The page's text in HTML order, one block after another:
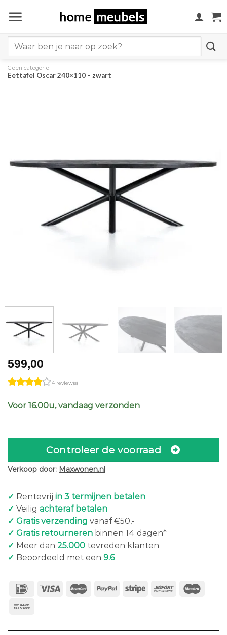
naar
for:
Geen categorie
Eettafel Oscar 240×110 – zwart
599,00
4 review(s)
Voor 16.00u, vandaag verzonden
Controleer de voorraad
Verkoop door: Maxwonen.nl
✓ Rentevrij in 3 termijnen betalen
✓ Veilig achteraf betalen
✓ Gratis verzending vanaf €50,-
✓ Gratis retourneren binnen 14 dagen*
✓ Meer dan 25.000 tevreden klanten
✓ Beoordeeld met een 9.6